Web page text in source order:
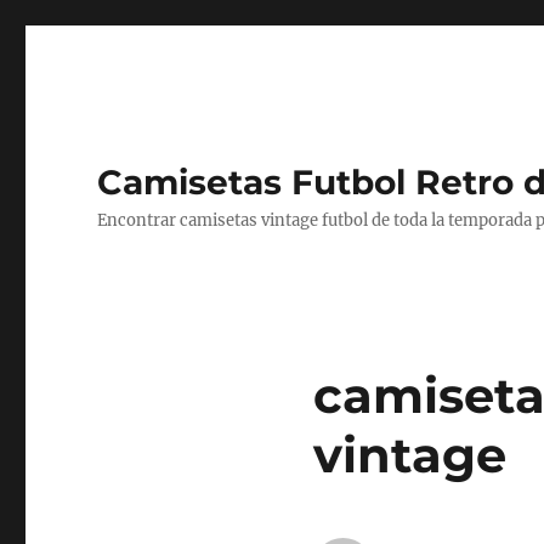
Camisetas Futbol Retro
Encontrar camisetas vintage futbol de toda la temporada
vintage